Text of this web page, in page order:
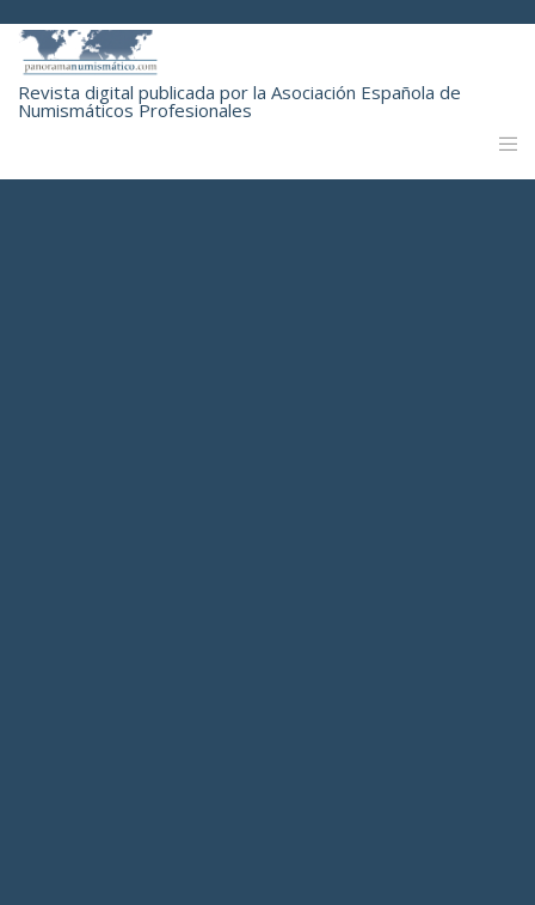
Revista digital publicada por la Asociación Española de
Numismáticos Profesionales